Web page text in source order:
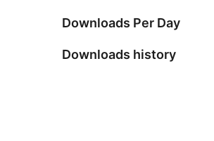
Downloads Per Day
Downloads history